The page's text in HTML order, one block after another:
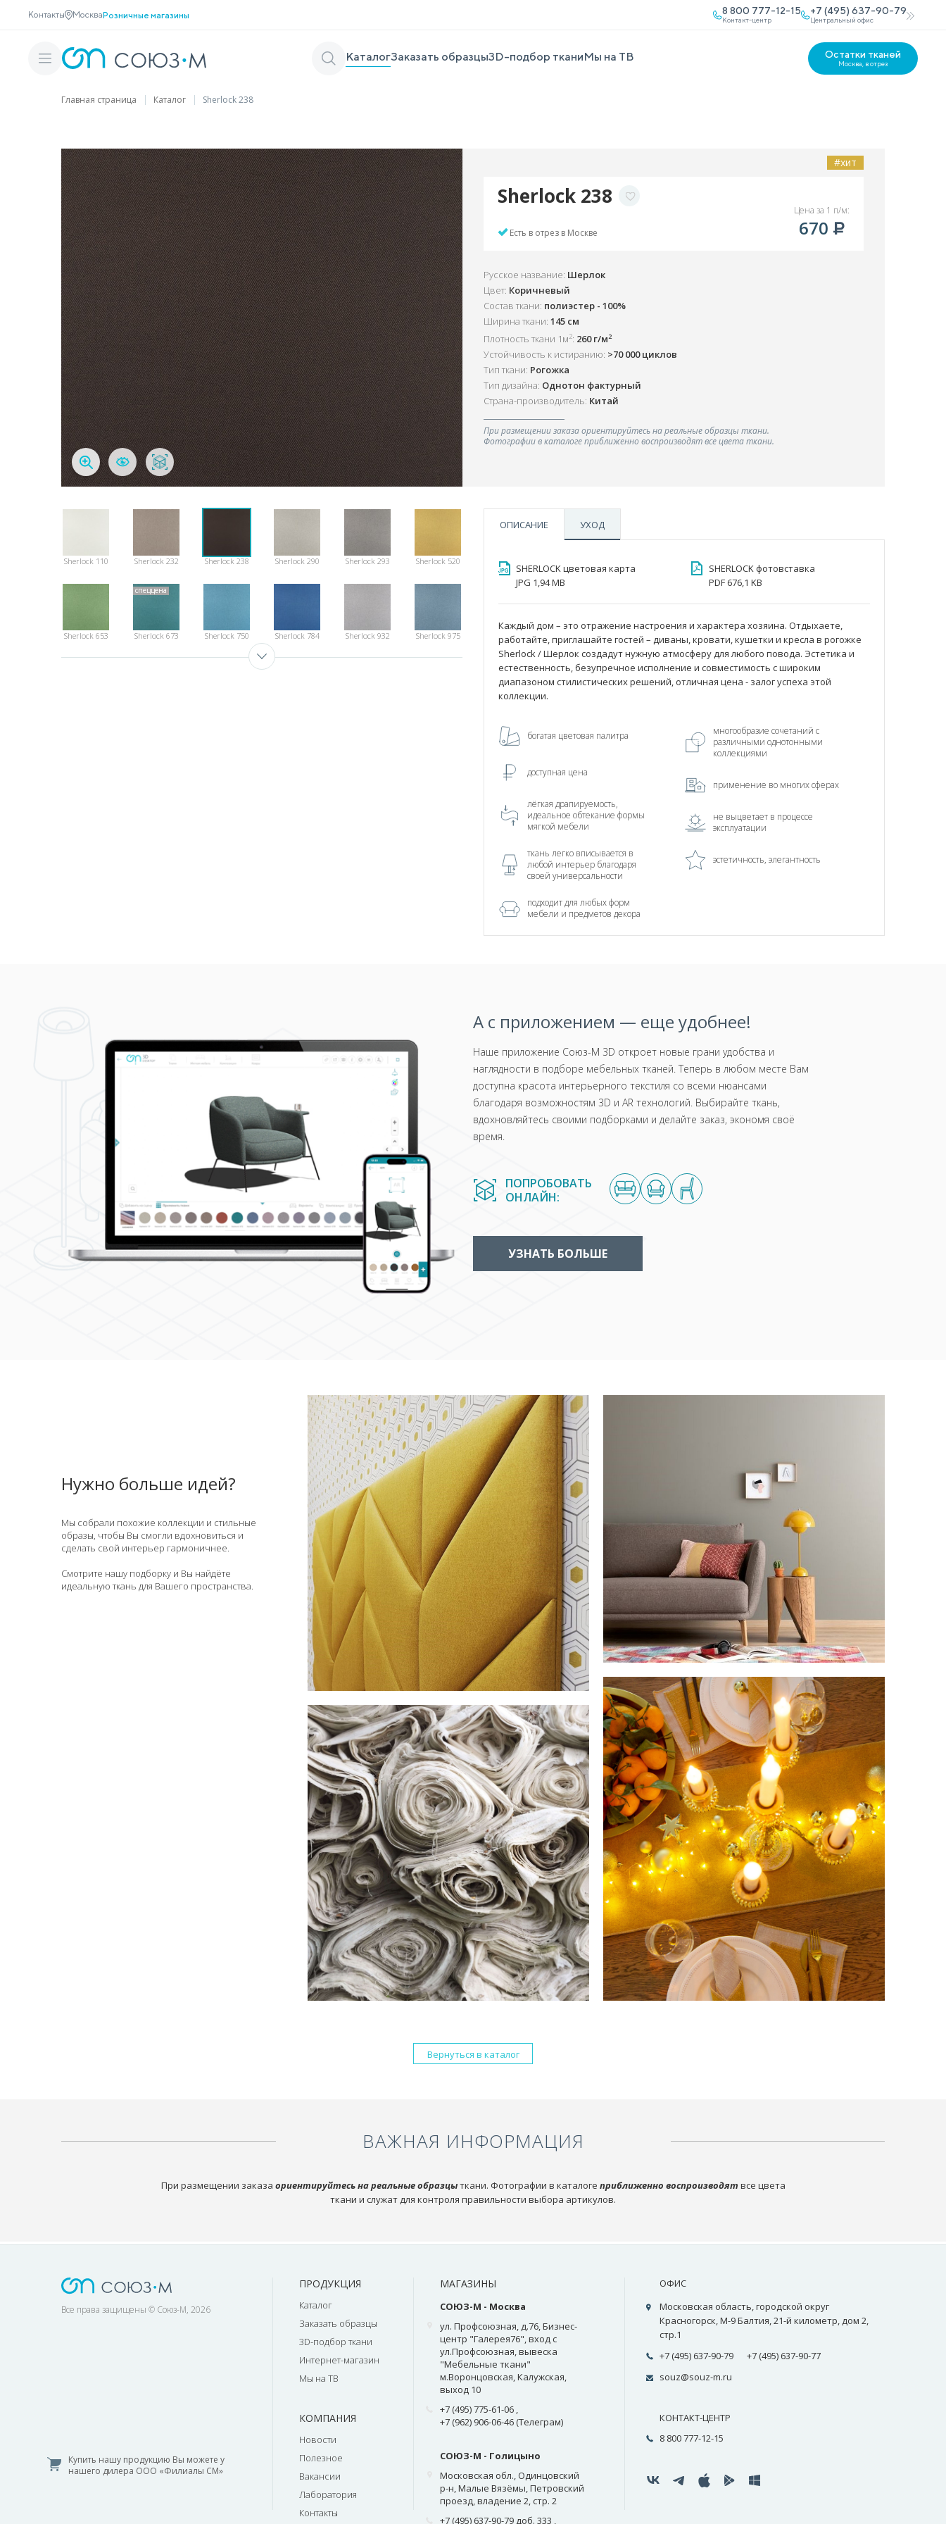
Контакты МоскваРозничные магазины 8 800 777-12-15
Контакт-центр
+7 (495) 637-90-79
Центральный офис
КаталогЗаказать образцы3D-подбор тканиМы на ТВ Остатки тканей
Москва, в отрез
Главная страница Каталог Sherlock 238
Sherlock 110 Sherlock 232 Sherlock 238 Sherlock 290 Sherlock 293 Sherlock 520
Sherlock 653
спеццена
Sherlock 673 Sherlock 750 Sherlock 784 Sherlock 932 Sherlock 975
#хит
Sherlock 238
Есть в отрез в Москве
Цена за 1 п/м:
670
Русское название: Шерлок
Цвет: Коричневый
Состав ткани: полиэстер - 100%
Ширина ткани: 145 см
Плотность ткани 1м2: 260 г/м2
Устойчивость к истиранию: >70 000 циклов
Тип ткани: Рогожка
Тип дизайна: Однотон фактурный
Страна-производитель: Китай
При размещении заказа ориентируйтесь на реальные образцы ткани.
Фотографии в каталоге приближенно воспроизводят все цвета ткани.
ОПИСАНИЕ УХОД
SHERLOCK цветовая карта
JPG 1,94 MB
SHERLOCK фотовставка
PDF 676,1 KB
Каждый дом – это отражение настроения и характера хозяина. Отдыхаете,
работайте, приглашайте гостей – диваны, кровати, кушетки и кресла в рогожке
Sherlock / Шерлок создадут нужную атмосферу для любого повода. Эстетика и
естественность, безупречное исполнение и совместимость с широким
диапазоном стилистических решений, отличная цена - залог успеха этой
коллекции.
богатая цветовая палитра
доступная цена
лёгкая драпируемость,
идеальное обтекание формы
мягкой мебели
ткань легко вписывается в
любой интерьер благодаря
своей универсальности
подходит для любых форм
мебели и предметов декора
многообразие сочетаний с
различными однотонными
коллекциями
применение во многих сферах
не выцветает в процессе
эксплуатации
эстетичность, элегантность
А с приложением — еще удобнее!
Наше приложение Союз-М 3D откроет новые грани удобства и
наглядности в подборе мебельных тканей. Теперь в любом месте Вам
доступна красота интерьерного текстиля со всеми нюансами
благодаря возможностям 3D и AR технологий. Выбирайте ткань,
вдохновляйтесь своими подборками и делайте заказ, экономя своё
время.
ПОПРОБОВАТЬ
ОНЛАЙН:
УЗНАТЬ БОЛЬШЕ
Нужно больше идей?
Мы собрали похожие коллекции и стильные
образы, чтобы Вы смогли вдохновиться и
сделать свой интерьер гармоничнее.
Смотрите нашу подборку и Вы найдёте
идеальную ткань для Вашего пространства.
Вернуться в каталог
ВАЖНАЯ ИНФОРМАЦИЯ
При размещении заказа ориентируйтесь на реальные образцыткани. Фотографии в каталоге приближенно воспроизводят все цвета
ткани и служат для контроля правильности выбора артикулов.
Все права защищены © Союз-М, 2026
Купить нашу продукцию Вы можете у
нашего дилера ООО «Филиалы СМ»
ПРОДУКЦИЯ
Каталог
Заказать образцы
3D-подбор ткани
Интернет-магазин
Мы на ТВ
КОМПАНИЯ
Новости
Полезное
Вакансии
Лаборатория
Контакты
МАГАЗИНЫ
СОЮЗ-М - Москва
ул. Профсоюзная, д.76, Бизнес-
центр "Галерея76", вход с
ул.Профсоюзная, вывеска
"Мебельные ткани"
м.Воронцовская, Калужская,
выход 10
+7 (495) 775-61-06 ,
+7 (962) 906-06-46 (Телеграм)
СОЮЗ-М - Голицыно
Московская обл., Одинцовский
р-н, Малые Вязёмы, Петровский
проезд, владение 2, стр. 2
+7 (495) 637-90-79 доб. 333 ,
ОФИС
Московская область, городской округ
Красногорск, М-9 Балтия, 21-й километр, дом 2,
стр.1
+7 (495) 637-90-79
+7 (495) 637-90-77
souz@souz-m.ru
КОНТАКТ-ЦЕНТР
8 800 777-12-15